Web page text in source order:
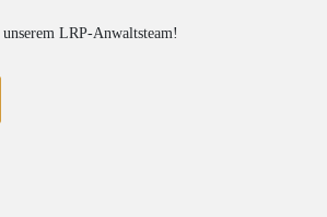
LRP-Anwaltsteam!